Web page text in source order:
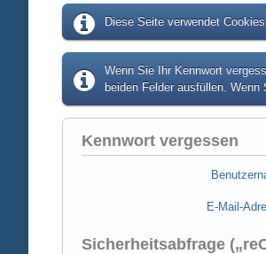
Diese Seite verwendet
Wenn Sie Ihr Kennwort
beiden Felder ausfüllen.
Kennwort vergessen
E-Mail-
Sicherheitsabfrage